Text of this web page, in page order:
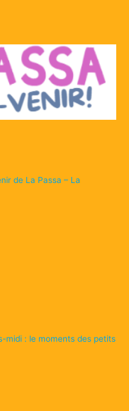
de La Passa – La
midi : le moments des petits